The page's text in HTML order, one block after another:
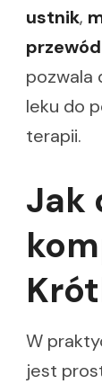
ustnik,
pozwala
leku do
terapii.
Jak
W
jest